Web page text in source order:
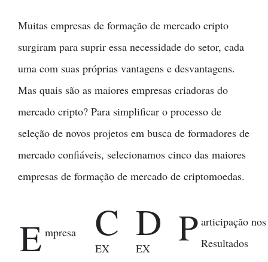
Muitas empresas de formação de mercado cripto
surgiram para suprir essa necessidade do setor, cada
uma com suas próprias vantagens e desvantagens.
Mas quais são as maiores empresas criadoras do
mercado cripto? Para simplificar o processo de
seleção de novos projetos em busca de formadores de
mercado confiáveis, selecionamos cinco das maiores
empresas de formação de mercado de criptomoedas.
E mpresa C
EX
D
EX P articipação
Resultados